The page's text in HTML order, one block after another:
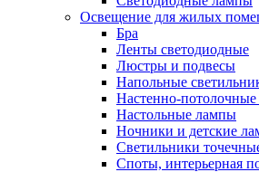
Освещение для жилых
Бра
Ленты светодиодные
Люстры и подвесы
Напольные
Настенно-потолочные
Настольные лампы
Ночники и детские
Светильники
Споты, интерьерная